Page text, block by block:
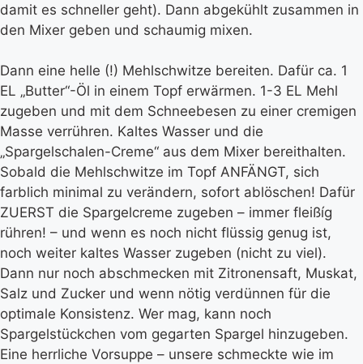
damit es schneller geht). Dann abgekühlt zusammen in
den Mixer geben und schaumig mixen.
Dann eine helle (!) Mehlschwitze bereiten. Dafür ca. 1
EL „Butter“-Öl in einem Topf erwärmen. 1-3 EL Mehl
zugeben und mit dem Schneebesen zu einer cremigen
Masse verrühren. Kaltes Wasser und die
„Spargelschalen-Creme“ aus dem Mixer bereithalten.
Sobald die Mehlschwitze im Topf ANFÄNGT, sich
farblich minimal zu verändern, sofort ablöschen! Dafür
ZUERST die Spargelcreme zugeben – immer fleißíg
rühren! – und wenn es noch nicht flüssig genug ist,
noch weiter kaltes Wasser zugeben (nicht zu viel).
Dann nur noch abschmecken mit Zitronensaft, Muskat,
Salz und Zucker und wenn nötig verdünnen für die
optimale Konsistenz. Wer mag, kann noch
Spargelstückchen vom gegarten Spargel hinzugeben.
Eine herrliche Vorsuppe – unsere schmeckte wie im